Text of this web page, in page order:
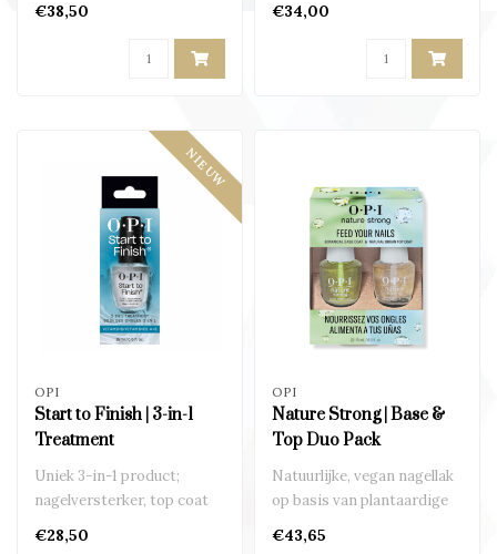
€38,50 €34,00
NIEUW
OPI
Start to Finish | 3-in-1
Treatment
Uniek 3-in-1 product;
nagelversterker, top coat
€28,50
OPI
Nature Strong | Base &
Top Duo Pack
Natuurlijke, vegan nagellak
op basis van plantaardige
€43,65